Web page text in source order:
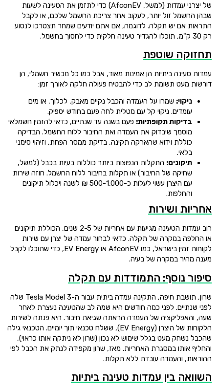
של יצרני עמדות (למשל, AfconEV) כדי לתזמן את הטעינה לשעות
שבהן החשמל זול יותר, לעקוב אחר צריכת החשמל שלכם, או לקבל
התראות אם יש תקלה. לדוגמה, אם אתם יודעים שמחר תצטרכו לנסוע
רק 30 ק"מ, תוכלו להגדיר טעינה חלקית כדי לחסוך בחשמל.
תחזוקה שוטפת
עמדות טעינה ביתיות הן אמינות מאוד, אבל כמו כל מכשיר חשמלי, הן
דורשות מעט תשומת לב כדי להבטיח פעולה חלקה לאורך זמן:
ניקוי: שמרו על העמדה והכבל נקיים מאבק, לכלוך, או מים
עומדים. ניקוי קל עם מטלית לחה פעם בחודש יספיק.
בדיקות תקופתיות: פעם בשנה עד שנתיים, כדאי להזמין חשמלאי
מוסמך שיבדוק את העמדה ואת החיבור ללוח החשמל. הבדיקה
כוללת וידוא שהארקה תקינה, בדיקת ממסר הפחת, וזיהוי סימני
בלאי.
תיקונים: התקלות הנפוצות ביותר כוללות בעיות בכבל (למשל,
שחיקה של החיבור) או תקלות בחיבור ללוח החשמל. חוזה שירות
עם היצרן עשוי לעלות כ-500-1,000 ₪ לשנה ויכלול תיקונים
והחלפות.
אחריות ושירות
רוב עמדות הטעינה מגיעות עם אחריות של 2-5 שנים, הכוללת תיקונים
או החלפה במקרה של תקלה. כדאי לבחור עמדה של יצרן עם שירות
לקוחות זמין בישראל, כמו AfconEV או EV Energy, כדי שתוכלו לקבל
מענה מהיר במקרה של בעיה.
סיפור נוסף: התמודדות עם תקלה
שרון, תושבת חיפה, התקינה עמדה ביתית עבור ה-Tesla Model 3 שלה
לפני שנתיים. לפני כמה חודשים היא שמה לב שהטעינה נעצרת לאחר
שעה, והאפליקציה של העמדה הראתה שגיאת חיבור. היא פנתה לשירות
הלקוחות של היצרן (EV Energy), ששלח טכנאי תוך יומיים. הטכנאי גילה
שהכבל נשחק מעט בגלל שימוש לא נכון (שרון לא ניתקה אותו כראוי),
והחליף אותו במסגרת האחריות. מאז, שרון מקפידה לנתק את הכבל לפי
ההוראות, והעמדה עובדת ללא תקלות.
השוואה בין עמדות טעינה ביתיות